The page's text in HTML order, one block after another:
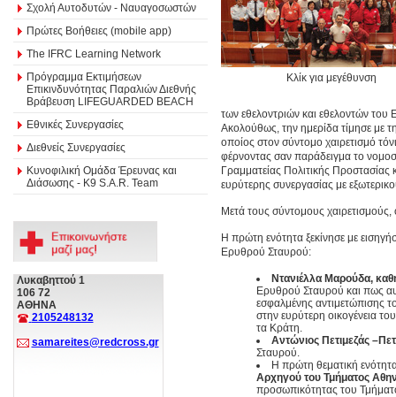
Σχολή Αυτοδυτών - Ναυαγοσωστών
Πρώτες Βοήθειες (mobile app)
The IFRC Learning Network
Πρόγραμμα Εκτιμήσεων
Επικινδυνότητας Παραλιών Διεθνής
Βράβευση LIFEGUARDED BEACH
Εθνικές Συνεργασίες
Διεθνείς Συνεργασίες
Κυνοφιλική Ομάδα Έρευνας και
Διάσωσης - Κ9 S.A.R. Team
Λυκαβηττού 1
106 72
ΑΘΗΝΑ
2105248132
samareites@redcross.gr
Κλίκ για μεγέθυνση
των εθελοντριών και εθελοντών του
Ακολούθως, την ημερίδα τίμησε με
οποίος στον σύντομο χαιρετισμό
φέρνοντας σαν παράδειγμα το
Γραμματείας Πολιτικής
ευρύτερης συνεργασίας με
Μετά τους σύντομους
Η πρώτη ενότητα ξεκίνησε με
Ερυθρού Σταυρού:
Ντανιέλλα Μαρούδα,
Ερυθρού Σταυρού και πως
εσφαλμένης αντιμετώπισης
στην ευρύτερη οικογένεια
τα Κράτη.
Αντώνιος Πετιμεζάς
Σταυρού.
Η πρώτη θεματική
Αρχηγού του Τμήματος
προσωπικότητας του